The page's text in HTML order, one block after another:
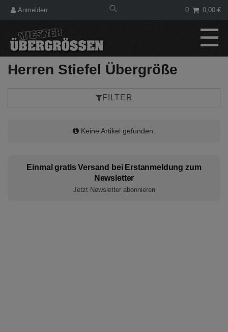
Anmelden 0 0,00 €
☰
Herren Stiefel Übergröße
FILTER
Keine Artikel gefunden.
Einmal gratis Versand bei Erstanmeldung zum
Newsletter
Jetzt Newsletter abonnieren